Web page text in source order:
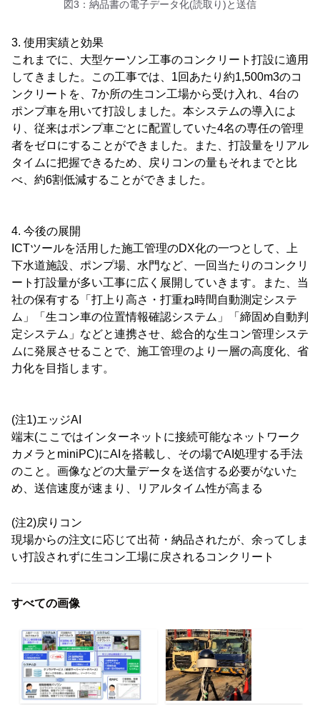
図3：納品書の電子データ化(読取り)と送信
3. 使用実績と効果
これまでに、大型ケーソン工事のコンクリート打設に適用
してきました。この工事では、1回あたり約1,500m3のコ
ンクリートを、7か所の生コン工場から受け入れ、4台の
ポンプ車を用いて打設しました。本システムの導入によ
り、従来はポンプ車ごとに配置していた4名の専任の管理
者をゼロにすることができました。また、打設量をリアル
タイムに把握できるため、戻りコンの量もそれまでと比
べ、約6割低減することができました。
4. 今後の展開
ICTツールを活用した施工管理のDX化の一つとして、上
下水道施設、ポンプ場、水門など、一回当たりのコンクリ
ート打設量が多い工事に広く展開していきます。また、当
社の保有する「打上り高さ・打重ね時間自動測定システ
ム」「生コン車の位置情報確認システム」「締固め自動判
定システム」などと連携させ、総合的な生コン管理システ
ムに発展させることで、施工管理のより一層の高度化、省
力化を目指します。
(注1)エッジAI
端末(ここではインターネットに接続可能なネットワーク
カメラとminiPC)にAIを搭載し、その場でAI処理する手法
のこと。画像などの大量データを送信する必要がないた
め、送信速度が速まり、リアルタイム性が高まる
(注2)戻りコン
現場からの注文に応じて出荷・納品されたが、余ってしま
い打設されずに生コン工場に戻されるコンクリート
すべての画像